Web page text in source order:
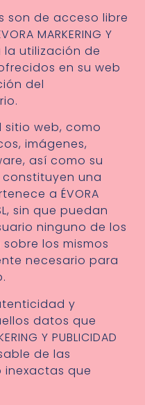
son de acceso libre
MARKERING Y
la utilización de
en su web
del
web, como
imágenes,
así como su
una
a ÉVORA
SL, sin que puedan
ninguno de los
los mismos
necesario para
y
datos que
Y PUBLICIDAD
de las
que